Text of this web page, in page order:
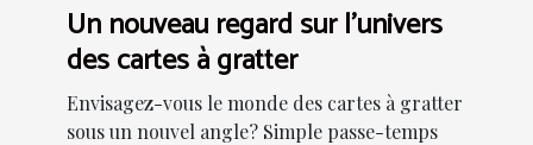
Un nouveau regard sur l'univers
des cartes à gratter
Envisagez-vous le monde des cartes à gratter
sous un nouvel angle? Simple passe-temps